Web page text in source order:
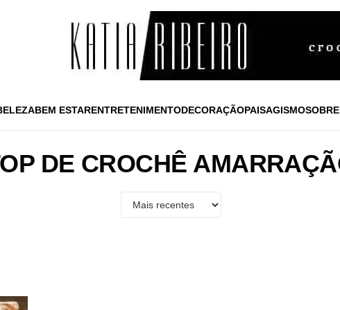
BEM ESTARENTRETENIMENTODECORAÇÃOPAISAGISMO
DE CROCHÊ